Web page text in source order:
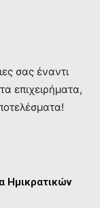
σας έναντι
επιχειρήματα,
Ημικρατικών